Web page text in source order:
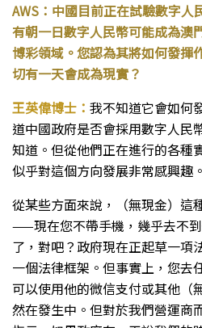
AWS：中國目前正在試驗數字人
有朝一日數字人民幣可能成為澳
博彩領域。您認為其將如何發揮
切有一天會成為現實？
王英偉博士： 我不知道它會如何
道中國政府是否會採用數字人民
知道。但從他們正在進行的各種
似乎對這個方向發展非常感興趣。
從某些方面來說，（無現金）這
——現在您不帶手機，幾乎去不
了，對吧？政府現在正起草一項
一個法律框架。但事實上，您去
可以使用他的微信支付或其他（
然在發生中。但對於我們營運商